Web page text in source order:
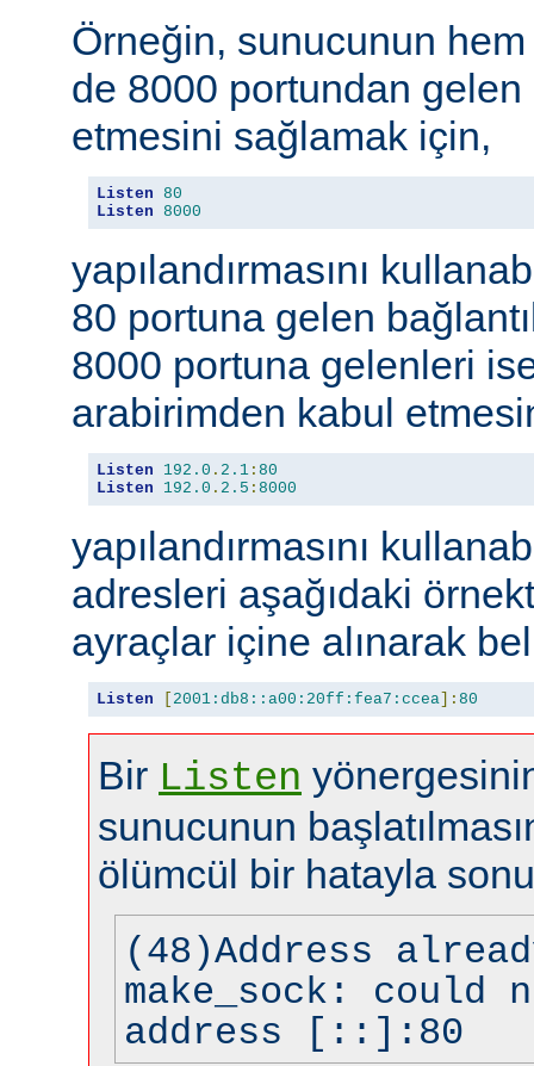
Örneğin, sunucunun
de 8000 portundan gelen
etmesini sağlamak için,
Listen 80
Listen 8000
yapılandırmasını
80 portuna gelen
8000 portuna gelenleri
arabirimden kabul
Listen 192.0 . 2.1 : 80
Listen
192.0 . 2.5 : 8000
yapılandırmasını
adresleri aşağıdaki
ayraçlar içine alınarak
Listen [ 2001:db8::a00:20ff:fea7:ccea]: 80
Bir Listen
sunucunun
ölümcül bir hatayla
(48)Address
make_sock: could
address [::]:80